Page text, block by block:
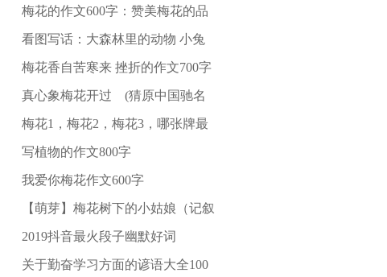
梅花的作文600字：赞美梅花的品
看图写话：大森林里的动物 小兔
梅花香自苦寒来 挫折的作文700字
真心象梅花开过 (猜原中国驰名
梅花1，梅花2，梅花3，哪张牌最
写植物的作文800字
我爱你梅花作文600字
【萌芽】梅花树下的小姑娘（记叙
2019抖音最火段子幽默好词
关于勤奋学习方面的谚语大全100